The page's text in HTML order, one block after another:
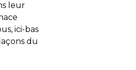
leur
ici-bas
du